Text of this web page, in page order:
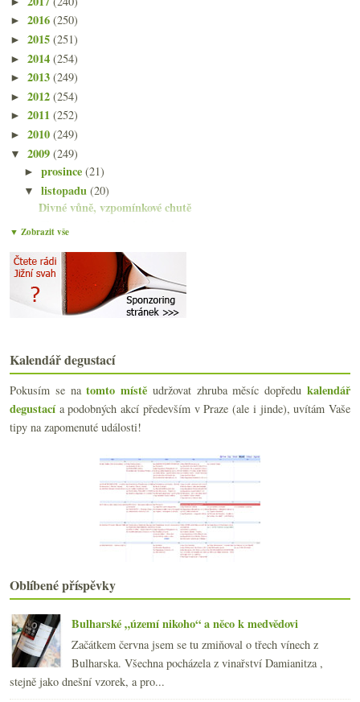
► 2016 (250)
► 2015 (251)
► 2014 (254)
► 2013 (249)
► 2012 (254)
► 2011 (252)
► 2010 (249)
▼ 2009 (249)
►prosince(21)
▼listopadu(20)
Divné vůně, vzpomínkové chutě
Chvála německých kabinetů
Výzva na souboj
Poznámky podvečerního šera
Bublinky vinařství Bruno Paillard
Čtyřikrát Beaujolais Nouveau
Bílé, růžové, červené… Svatomartinské
George Riedel a skleničková show
Švábská bílá směska
Jak vzniká šampaňské v obrazech
Staré mapy a víno z konce osmdesátých
Když se daří Ryzlink i Pinot
Lékárenská vzpomínka na Maltu
Výsledky ankety „Ovocná (rybíz, třešně, jablka,…) ...
Polední pauza s galadegustací Kupmeto
Champagne podzimní a nejen šumivá
► září (21)
►srpna(21)
►července (18)
► června
►května
dubna
března
▼ Zobrazit vše
Kalendář degustací
Pokusím se natomto místě udržovat zhruba měsíc dopředukalendář
degustacía podobných akcí především v Praze (ale i jinde), uvítám Vaše
tipy na zapomenuté události!
Oblíbené příspěvky
Bulharské „území nikoho“ a něco k medvědovi
Začátkem června jsem se tu zmiňoval o třech vínech z
Bulharska. Všechna pocházela z vinařství Damianitza ,
stejně jako dnešní vzorek, a pro...